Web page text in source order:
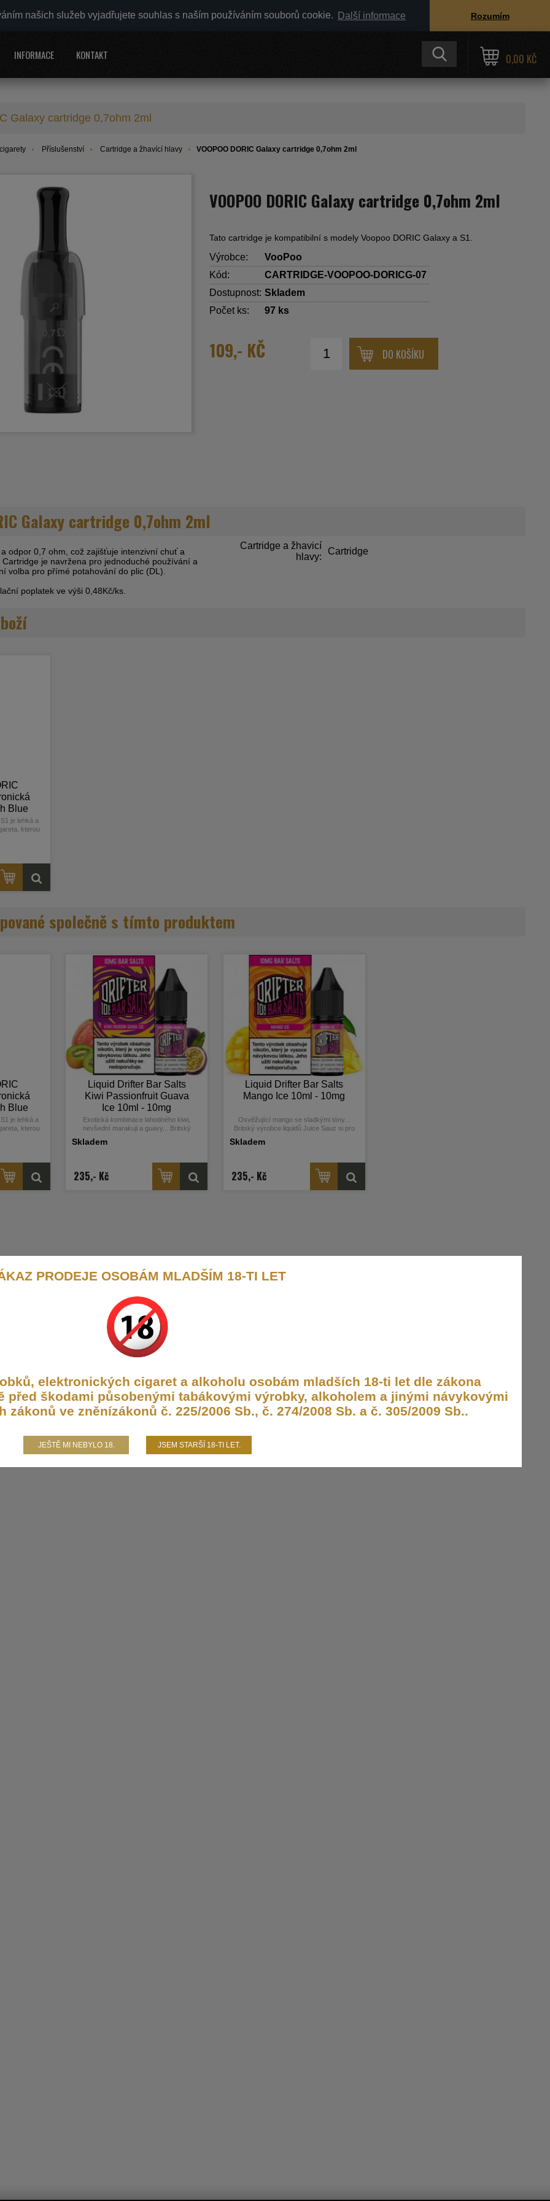
našich služeb vyjadřujete souhlas s naším používáním souborů cookie. Další informace Rozumím
INFORMACE KONTAKT 0,00 KČ
Galaxy cartridge 0,7ohm 2ml
Příslušenství Cartridge a žhavící hlavy VOOPOO DORIC Galaxy cartridge 0,7ohm 2ml
VOOPOO DORIC Galaxy cartridge 0,7ohm 2ml
Tato cartridge je kompatibilní s modely Voopoo DORIC Galaxy a S1.
Výrobce:
VooPoo
Kód:
CARTRIDGE-VOOPOO-DORICG-07
Dostupnost: Skladem
Počet ks:
97 ks
109,- KČ DO KOŠÍKU
Galaxy cartridge 0,7ohm 2ml
odpor 0,7 ohm, což zajišťuje intenzivní chuť a
je navržena pro jednoduché používání a
volba pro přímé potahování do plic (DL).
poplatek ve výši 0,48Kč/ks.
Cartridge a žhavicí
hlavy:
Cartridge
Blue
je lehká a
kterou
baterie ze
800mAh,
USB-C port
o objemu 2ml
společně s tímto produktem
Blue
je lehká a
kterou
baterie ze
800mAh,
USB-C port
o objemu 2ml
Liquid Drifter Bar Salts
Kiwi Passionfruit Guava
Ice 10ml - 10mg
Exotická kombinace lahodného kiwi,
nevšední marakuji a guavy... Britský
tentokrát přichystal vytříbenou řadu SALT
nejoblíbenější příchutě mezi vapery... více
info v detailním popisu
Skladem
235,- Kč
Liquid Drifter Bar Salts
Mango Ice 10ml - 10mg
Osvěžující mango se sladkými tóny...
Britský výrobce liquidů Juice Sauz si pro
SALT liquidů Drifter Bar Salts, která nabízí
info v detailním popisu
Skladem
235,- Kč
PRODEJE OSOBÁM MLADŠÍM 18-TI LET
elektronických cigaret a alkoholu osobám mladších 18-ti let dle zákona
před škodami působenými tabákovými výrobky, alkoholem a jinými návykovými
ve zněnízákonů č. 225/2006 Sb., č. 274/2008 Sb. a č. 305/2009 Sb..
JEŠTĚ MI NEBYLO 18. JSEM STARŠÍ 18-TI LET.